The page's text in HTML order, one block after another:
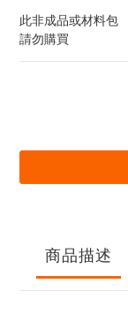
此非成品或材料包
請勿購買
商品描述